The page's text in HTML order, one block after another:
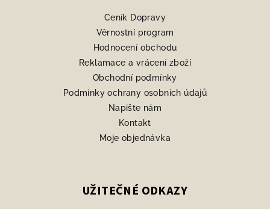
Ceník Dopravy
Věrnostní program
Hodnocení obchodu
Reklamace a vrácení zboží
Obchodní podmínky
Podmínky ochrany osobních údajů
Napište nám
Kontakt
Moje objednávka
UŽITEČNÉ ODKAZY